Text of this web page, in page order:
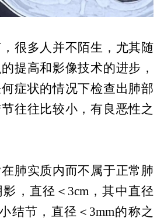
多人并不陌生，尤其随
提高和影像技术的进步，
症状的情况下检查出肺部
往往比较小，有良恶性之
实质内而不属于正常肺
，直径＜3cm，其中直径
结节，直径＜3mm的称之